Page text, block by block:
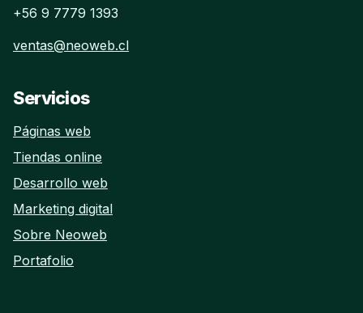
+56 9 7779 1393
ventas@neoweb.cl
Servicios
Páginas web
Tiendas online
Desarrollo web
Marketing digital
Sobre Neoweb
Portafolio